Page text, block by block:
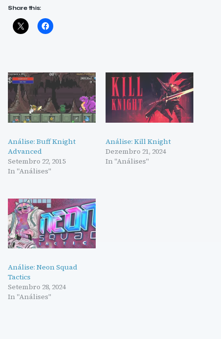
Share this:
Análise: Buff Knight
Advanced
Setembro 22, 2015
In "Análises"
Análise: Kill Knight
Dezembro 21, 2024
In "Análises"
Análise: Neon Squad
Tactics
Setembro 28, 2024
In "Análises"